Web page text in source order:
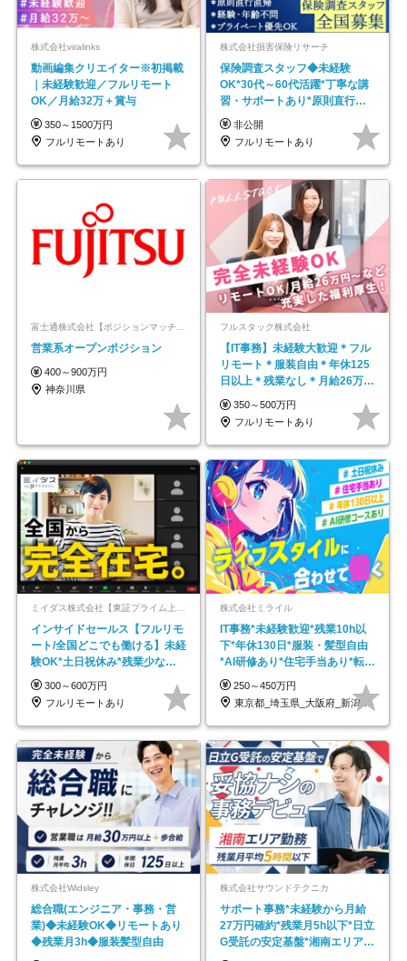
株式会社viralinks
動画編集クリエイター※初掲載
｜未経験歓迎／フルリモート
OK／月給32万＋賞与
350～1500万円
フルリモートあり
株式会社損害保険リサーチ
保険調査スタッフ◆未経験
OK*30代～60代活躍*丁寧な講
習・サポートあり*原則直行直
帰／全国募集・業務委託
非公開
フルリモートあり
富士通株式会社【ポジションマッチ登録】
営業系オープンポジション
400～900万円
神奈川県
フルスタック株式会社
【IT事務】未経験大歓迎＊フル
リモート＊服装自由＊年休125
日以上＊残業なし＊月給26万円
以上
350～500万円
フルリモートあり
インサイドセールス【フルリモ
ート/全国どこでも働ける】未経
験OK*土日祝休み*残業少なめ*
在宅勤務手当あり
300～600万円
フルリモートあり
株式会社ミライル
IT事務*未経験歓迎*残業10h以
下*年休130日*服装・髪型自由
*AI研修あり*住宅手当あり*転勤
なし
250～450万円
東京都_埼玉県_大阪府_新潟県_福岡県
株式会社Widsley
総合職(エンジニア・事務・営
業)◆未経験OK◆リモートあり
◆残業月3h◆服装髪型自由
株式会社サウンドテクニカ
サポート事務*未経験から月給
27万円確約*残業月5h以下*日立
G受託の安定基盤*湘南エリア勤
務